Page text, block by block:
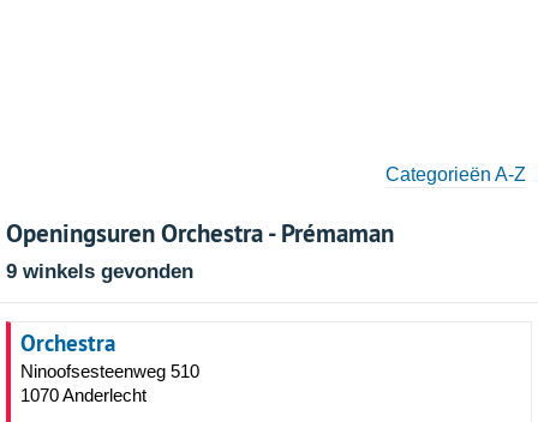
Categorieën A-Z
Openingsuren Orchestra - Prémaman
9 winkels gevonden
Orchestra
Ninoofsesteenweg 510
1070 Anderlecht